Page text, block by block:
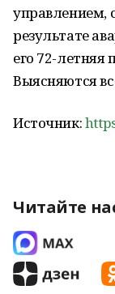
управлением,
результате
его 72-летняя
Выясняются
Источник:
Читайте